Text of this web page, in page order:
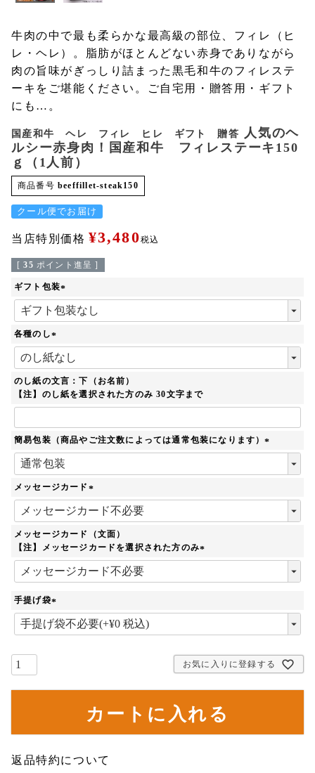
牛肉の中で最も柔らかな最高級の部位、フィレ（ヒ
レ・ヘレ）。脂肪がほとんどない赤身でありながら
肉の旨味がぎっしり詰まった黒毛和牛のフィレステ
ーキをご堪能ください。ご自宅用・贈答用・ギフト
にも…。
国産和牛 ヘレ フィレ ヒレ ギフト 贈答
人気のヘ
ルシー赤身肉！国産和牛 フィレステーキ150
ｇ（1人前）
商品番号 beeffillet-steak150
クール便でお届け
当店特別価格 ¥3,480税込
[ 35 ポイント進呈 ]
ギフト包装
必
各種のし
(
必
須
)
のし紙の文言：下（お名前）
【注】のし紙を選択された方のみ 30文字まで
簡易包装（商品やご注文数によっては通常包装になります）
メッセージカード
須
)
メッセージカード（文面）
【注】メッセージカードを選択された方のみ
手提げ袋
(
必
お気に入りに登録する
カートに入れる
返品特約について